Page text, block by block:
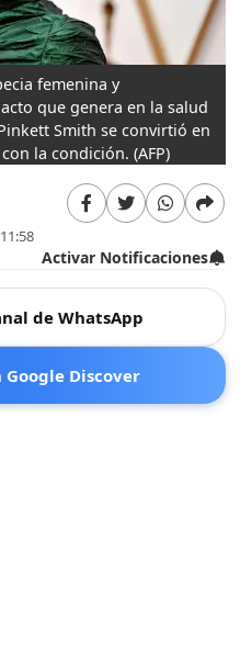
femenina y
que genera en la salud
Smith se convirtió en
con la condición.(AFP)
Activar Notificaciones
de WhatsApp
Google Discover